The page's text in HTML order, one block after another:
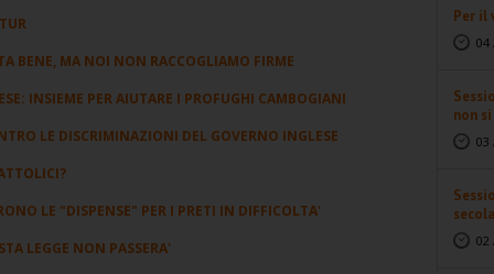
BENE, MA NOI NON RACCOGLIAMO FIRME
INSIEME PER AIUTARE I PROFUGHI CAMBOGIANI
LE DISCRIMINAZIONI DEL GOVERNO INGLESE
LE "DISPENSE" PER I PRETI IN DIFFICOLTA'
LEGGE NON PASSERA'
Per il
04
non
03
02